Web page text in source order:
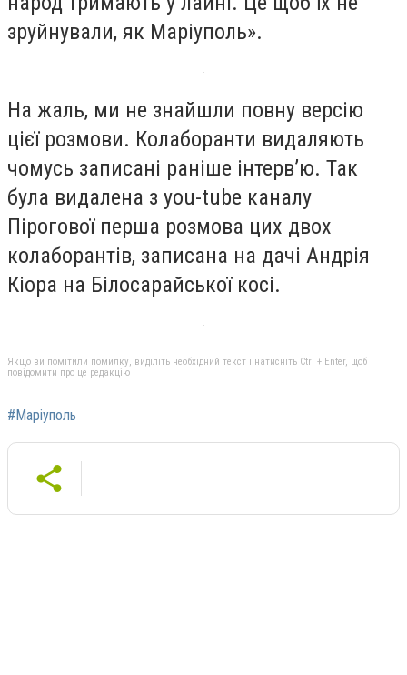
зруйнували, як Маріуполь».
На жаль, ми не знайшли повну версію
цієї розмови. Колаборанти видаляють
чомусь записані раніше інтерв’ю. Так
була видалена з you-tube каналу
Пірогової перша розмова цих двох
колаборантів, записана на дачі Андрія
Кіора на Білосарайської косі.
Якщо ви помітили помилку, виділіть необхідний текст і натисніть Ctrl + Enter, щоб
повідомити про це редакцію
#Маріуполь